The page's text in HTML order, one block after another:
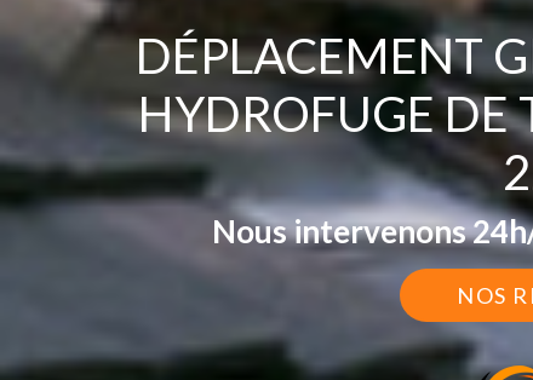
DÉPLACEMENT
HYDROFUGE DE
Nous intervenons
NOS